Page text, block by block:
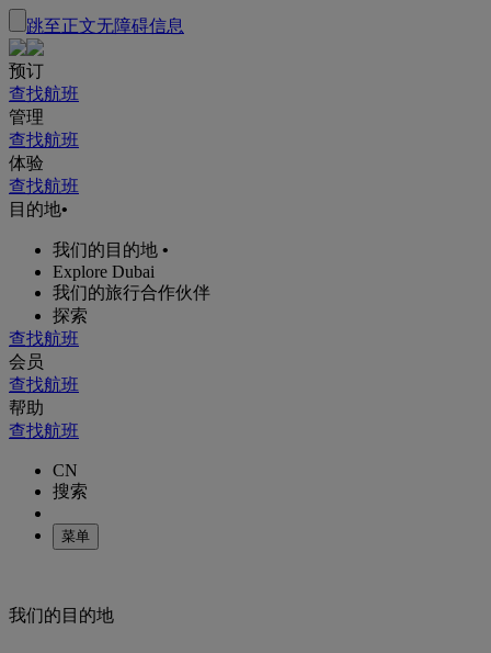
跳至正文无障碍信息
预订
查找航班
管理
查找航班
体验
查找航班
目的地•
我们的目的地 •
Explore Dubai
我们的旅行合作伙伴
探索
查找航班
会员
查找航班
帮助
查找航班
CN
搜索
菜单
我们的目的地